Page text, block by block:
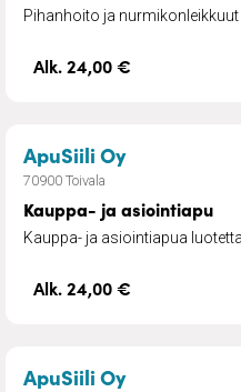
Pihanhoito ja nurmikonleikkuut
Alk. 24,00 €
ApuSiili Oy– Kauppa-
70900 Toivala
Kauppa- ja asiointiapu
Kauppa- ja asiointiapua
Alk. 24,00 €
ApuSiili Oy– Lumityöt